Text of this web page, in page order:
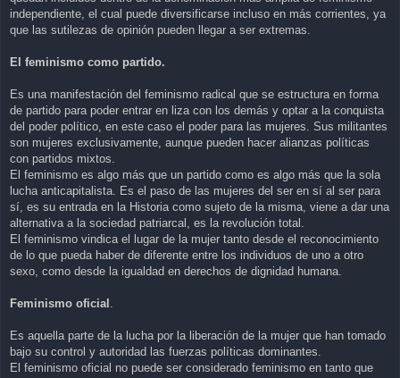
independiente, el cual puede diversificarse incluso en más corrientes, ya
que las sutilezas de opinión pueden llegar a ser extremas.
El feminismo como partido.
Es una manifestación del feminismo radical que se estructura en forma
de partido para poder entrar en liza con los demás y optar a la conquista
del poder político, en este caso el poder para las mujeres. Sus militantes
son mujeres exclusivamente, aunque pueden hacer alianzas políticas
con partidos mixtos.
El feminismo es algo más que un partido como es algo más que la sola
lucha anticapitalista. Es el paso de las mujeres del ser en sí al ser para
sí, es su entrada en la Historia como sujeto de la misma, viene a dar una
alternativa a la sociedad patriarcal, es la revolución total.
El feminismo vindica el lugar de la mujer tanto desde el reconocimiento
de lo que pueda haber de diferente entre los individuos de uno a otro
sexo, como desde la igualdad en derechos de dignidad humana.
Feminismo oficial .
Es aquella parte de la lucha por la liberación de la mujer que han tomado
bajo su control y autoridad las fuerzas políticas dominantes.
El feminismo oficial no puede ser considerado feminismo en tanto que